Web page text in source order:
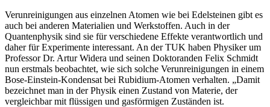
Verunreinigungen aus einzelnen Atomen wie bei Edelsteinen gibt es
auch bei anderen Materialien und Werkstoffen. Auch in der
Quantenphysik sind sie für verschiedene Effekte verantwortlich und
daher für Experimente interessant. An der TUK haben Physiker um
Professor Dr. Artur Widera und seinen Doktoranden Felix Schmidt
nun erstmals beobachtet, wie sich solche Verunreinigungen in einem
Bose-Einstein-Kondensat bei Rubidium-Atomen verhalten. „Damit
bezeichnet man in der Physik einen Zustand von Materie, der
vergleichbar mit flüssigen und gasförmigen Zuständen ist.